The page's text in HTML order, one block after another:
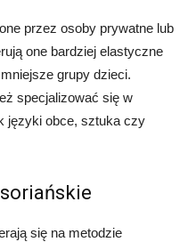
przez osoby prywatne lub
one bardziej elastyczne
grupy dzieci.
specjalizować się w
języki obce, sztuka czy
się na metodzie